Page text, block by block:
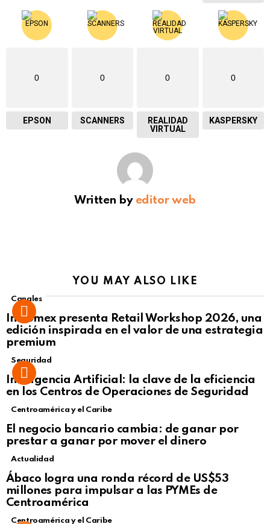
0
EPSON
0
SCANNERS
0
REALIDAD
VIRTUAL
0
KASPERSKY
Written by editor web
YOU MAY ALSO LIKE
Canales
Intcomex presenta Retail Workshop 2026, una
edición inspirada en el valor de una estrategia
premium
Seguridad
Inteligencia Artificial: la clave de la eficiencia
en los Centros de Operaciones de Seguridad
Centroamérica y el Caribe
El negocio bancario cambia: de ganar por
prestar a ganar por mover el dinero
Not Safe For Work
Click to view this post
Actualidad
Ábaco logra una ronda récord de US$53
millones para impulsar a las PYMEs de
Centroamérica
Centroamérica y el Caribe